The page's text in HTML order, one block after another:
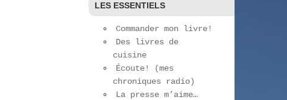
LES ESSENTIELS
Commander mon livre!
Des livres de
cuisine
Écoute! (mes
chroniques radio)
La presse m’aime…